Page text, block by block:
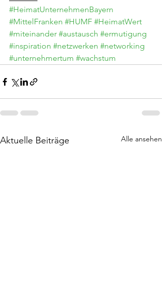
#HeimatUnternehmenBayern
#MittelFranken #HUMF #HeimatWert
#miteinander #austausch #ermutigung
#inspiration #netzwerken #networking
#unternehmertum #wachstum
Aktuelle Beiträge Alle ansehen